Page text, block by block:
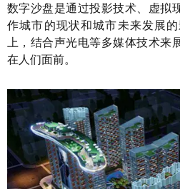
数字沙盘是通过投影技术、虚拟
作城市的现状和城市未来发展
上，结合声光电等多媒体技术来
在人们面前。